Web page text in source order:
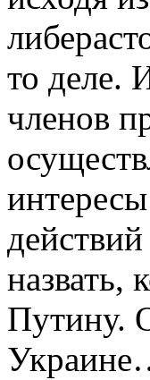
то деле.
членов
назвать,
Путину.